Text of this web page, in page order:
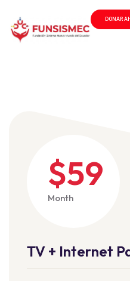
DONAR
$59
Month
TV + Internet